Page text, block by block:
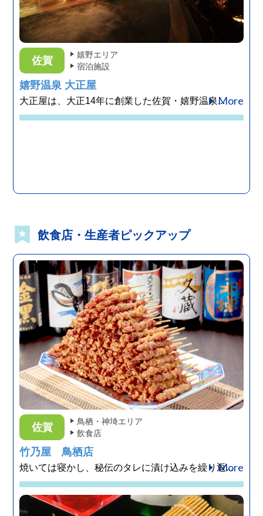
佐賀
嬉野エリア
宿泊施設
嬉野温泉 大正屋
大正屋は、大正14年に創業した佐賀・嬉野温泉...More
飲食店・生産者ピックアップ
佐賀
鳥栖・神埼エリア
飲食店
竹乃屋 鳥栖店
焼いては寝かし、秘伝のタレに漬け込みを繰り返...
More